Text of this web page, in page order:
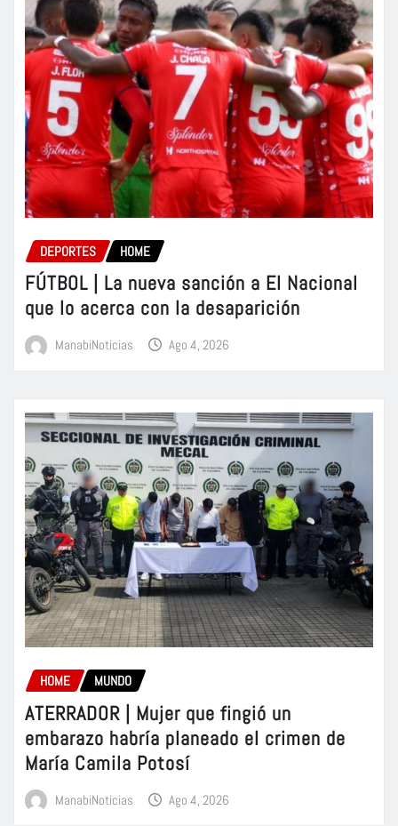
DEPORTES HOME
FÚTBOL | La nueva sanción a El Nacional
que lo acerca con la desaparición
ManabiNoticias Ago 4, 2026
HOME MUNDO
ATERRADOR | Mujer que fingió un
embarazo habría planeado el crimen de
María Camila Potosí
ManabiNoticias Ago 4, 2026